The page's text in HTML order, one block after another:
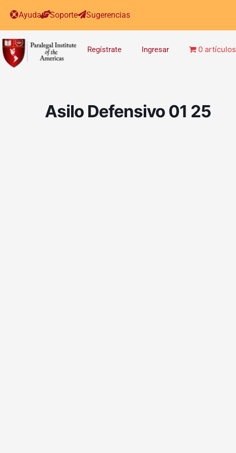
Ayuda Soporte Sugerencias
Regístrate Ingresar 0 artículos
Asilo Defensivo 01 25